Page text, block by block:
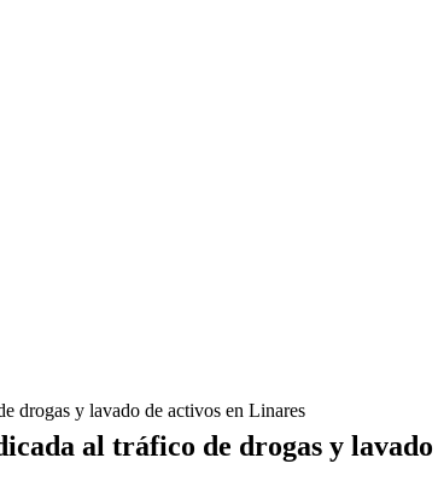
drogas y lavado de activos en Linares
al tráfico de drogas y